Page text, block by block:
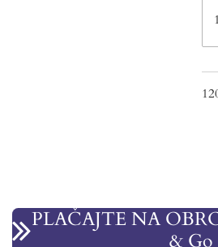
PLAČAJTE NA
& Go